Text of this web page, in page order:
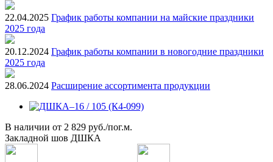
22.04.2025 График работы компании на майские праздники
2025 года
20.12.2024 График работы компании в новогодние праздники
2025 года
28.06.2024 Расширение ассортимента продукции
В наличии от 2 829 руб./пог.м.
Закладной шов ДШКА